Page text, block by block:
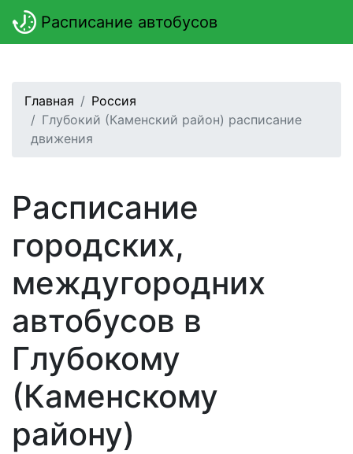
Расписание автобусов
Главная
Россия
Глубокий (Каменский район) расписание
движения
Расписание
городских,
междугородних
автобусов в
Глубокому
(Каменскому
району)